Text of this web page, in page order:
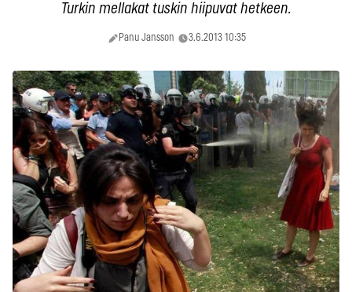
Turkin mellakat tuskin hiipuvat hetkeen.
Panu Jansson 3.6.2013 10:35